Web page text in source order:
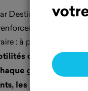
Destin Commun de
les effets de
: à partir de ce
des opinions
groupe dans
les points de